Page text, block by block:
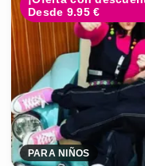
Desde 9.95 €
PARA NIÑOS